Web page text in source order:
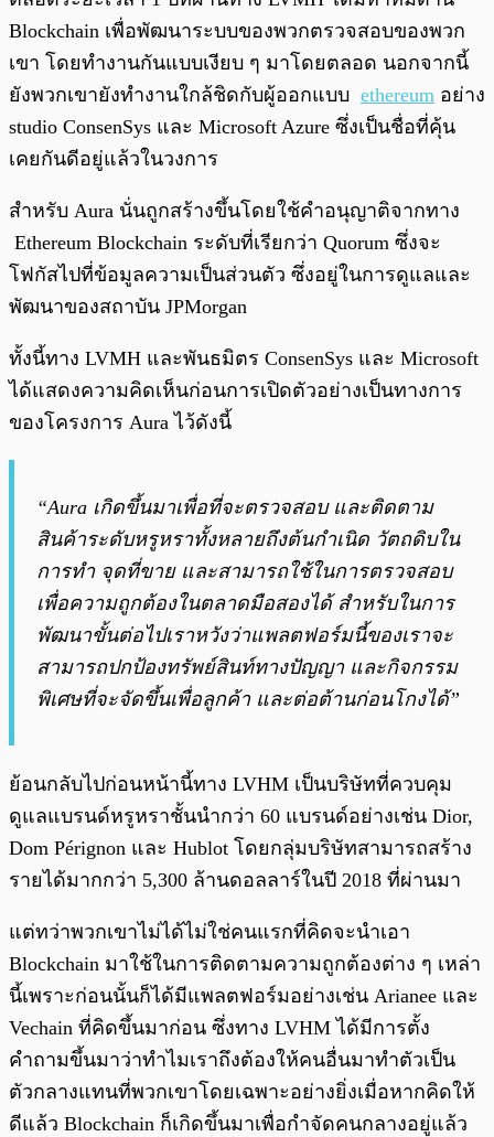
Blockchain เพื่อพัฒนาระบบของพวกตรวจสอบของพวก
เขา โดยทำงานกันแบบเงียบ ๆ มาโดยตลอด นอกจากนี้
ยังพวกเขายังทำงานใกล้ชิดกับผู้ออกแบบ ethereum อย่าง
studio ConsenSys และ Microsoft Azure ซึ่งเป็นชื่อที่คุ้น
เคยกันดีอยู่แล้วในวงการ
สำหรับ Aura นั่นถูกสร้างขึ้นโดยใช้คำอนุญาติจากทาง
Ethereum Blockchain ระดับที่เรียกว่า Quorum ซึ่งจะ
โฟกัสไปที่ข้อมูลความเป็นส่วนตัว ซึ่งอยู่ในการดูแลและ
พัฒนาของสถาบัน JPMorgan
ทั้งนี้ทาง LVMH และพันธมิตร ConsenSys และ Microsoft
ได้แสดงความคิดเห็นก่อนการเปิดตัวอย่างเป็นทางการ
ของโครงการ Aura ไว้ดังนี้
“Aura เกิดขึ้นมาเพื่อที่จะตรวจสอบ และติดตาม
สินค้าระดับหรูหราทั้งหลายถึงต้นกำเนิด วัตถดิบใน
การทำ จุดที่ขาย และสามารถใช้ในการตรวจสอบ
เพื่อความถูกต้องในตลาดมือสองได้ สำหรับในการ
พัฒนาขั้นต่อไปเราหวังว่าแพลตฟอร์มนี้ของเราจะ
สามารถปกป้องทรัพย์สินท์ทางปัญญา และกิจกรรม
พิเศษที่จะจัดขึ้นเพื่อลูกค้า และต่อต้านก่อนโกงได้”
ย้อนกลับไปก่อนหน้านี้ทาง LVHM เป็นบริษัทที่ควบคุม
ดูแลแบรนด์หรูหราชั้นนำกว่า 60 แบรนด์อย่างเช่น Dior,
Dom Pérignon และ Hublot โดยกลุ่มบริษัทสามารถสร้าง
รายได้มากกว่า 5,300 ล้านดอลลาร์ในปี 2018 ที่ผ่านมา
แต่ทว่าพวกเขาไม่ได้ไม่ใช่คนแรกที่คิดจะนำเอา
Blockchain มาใช้ในการติดตามความถูกต้องต่าง ๆ เหล่า
นี้เพราะก่อนนั้นก็ได้มีแพลตฟอร์มอย่างเช่น Arianee และ
Vechain ที่คิดขึ้นมาก่อน ซึ่งทาง LVHM ได้มีการตั้ง
คำถามขึ้นมาว่าทำไมเราถึงต้องให้คนอื่นมาทำตัวเป็น
ตัวกลางแทนที่พวกเขาโดยเฉพาะอย่างยิ่งเมื่อหากคิดให้
ดีแล้ว Blockchain ก็เกิดขึ้นมาเพื่อกำจัดคนกลางอยู่แล้ว